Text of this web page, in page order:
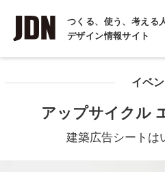
つくる、使う、考える
デザイン情報サイト
INTERVIEW
インタビュー
COLUMN
イベン
アップサイクル
建築広告シートは